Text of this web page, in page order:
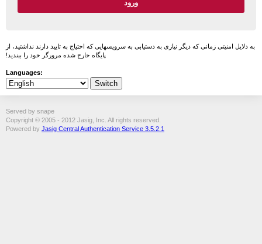
به دلایل امنیتی زمانی که دیگر نیازی به دستیابی به سرویسهایی که احتیاج به تایید دارند نداشتید، از
پایگاه خارج شده مرورگر خود را ببندید!
Languages:
Served by snape
Copyright © 2005 - 2012 Jasig, Inc. All rights reserved.
Powered by Jasig Central Authentication Service 3.5.2.1